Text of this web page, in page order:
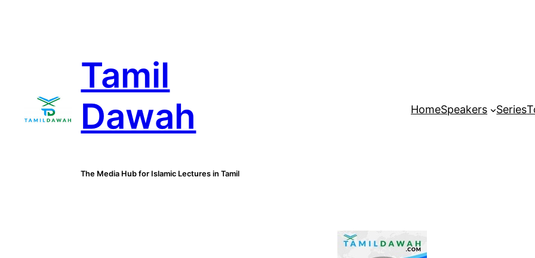
Tamil
Dawah
The Media Hub for Islamic Lectures in Tamil
HomeSpeakers Series